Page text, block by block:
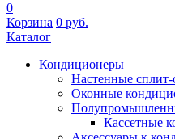
0
Корзина 0 руб.
Каталог
Кондиционеры
Настенные
Оконные
Кассетные